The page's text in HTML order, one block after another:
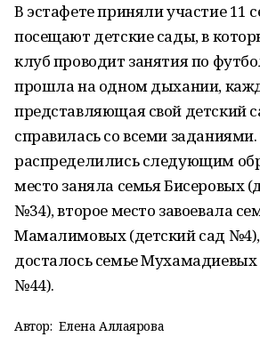
В эстафете приняли участие 11
посещают детские сады, в
клуб проводит занятия по
прошла на одном дыхании,
представляющая свой детский
справилась со всеми
распределились следующим
место заняла семья Бисеровых
№34), второе место завоевала
Мамалимовых (детский сад №4),
досталось семье Мухамадиевых
№44).
Автор: Елена Аллаярова